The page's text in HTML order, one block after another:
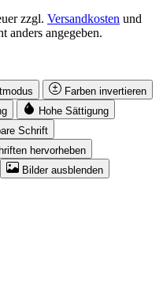
zzgl. Versandkosten und
anders angegeben.
Farben invertieren
Hohe Sättigung
Schrift
hervorheben
Bilder ausblenden